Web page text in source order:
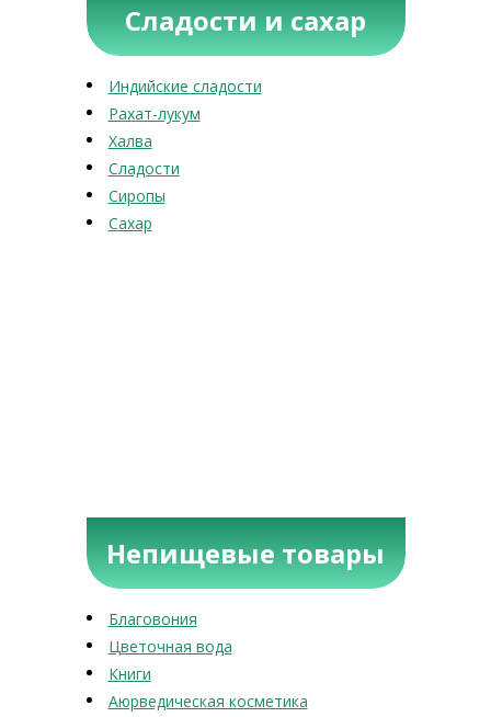
Сладости и сахар
Индийские сладости
Рахат-лукум
Халва
Сладости
Сиропы
Сахар
Непищевые товары
Благовония
Цветочная вода
Книги
Аюрведическая косметика